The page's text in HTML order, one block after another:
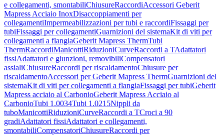
e collegamenti, smontabiliChiusureRaccordiAccessori Geberit
Mapress Acciaio InoxDisaccoppiamenti per
collegamentiImpermeabilizzazioni per tubi e raccordiFissaggi per
tubiFissaggi per collegamentiGuarnizioni del sistemaKit di viti per
collegamenti a flangiaGeberit Mapress ThermTubi
ThermRaccordiManicottiRiduzioniCurveRaccordi a TAdattatori
fissiAdattatori e giunzioni, removibiliCompensatori
assialiChiusureRaccordi per riscaldamentoChiusure per
riscaldamentoAccessori per Geberit Mapress ThermGuarnizioni del
sistemaKit di viti per collegamenti a flangiaFissaggi per tubiGeberit
Mapress acciaio al CarbonioGeberit Mapress Acciaio al
CarbonioTubi 1.0034Tubi 1.0215Nippli da
tuboManicottiRiduzioniCurveRaccordi a TCroci a 90
gradiAdattatori fissiAdattatori e collegamenti,
smontabiliCompensatoriChiusureRaccordi per